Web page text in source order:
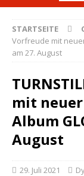
STARTSEITE
Vorfreude mit
am 27. August
mit neuer
Album
August
29. Juli 2021